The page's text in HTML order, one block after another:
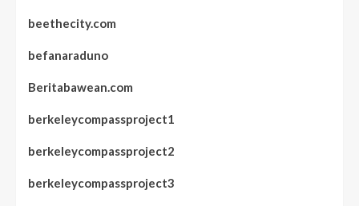
beethecity.com
befanaraduno
Beritabawean.com
berkeleycompassproject1
berkeleycompassproject2
berkeleycompassproject3